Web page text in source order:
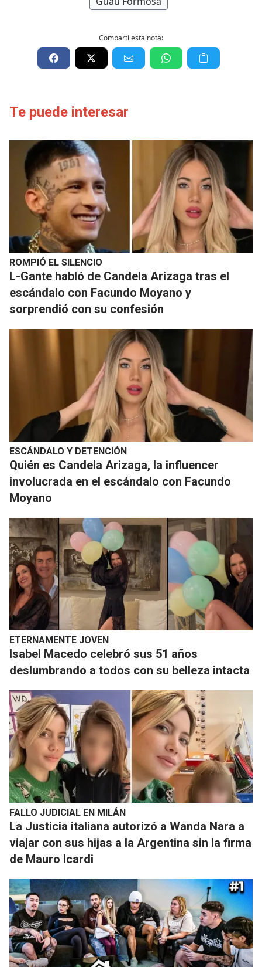
Compartí esta nota:
Te puede interesar
ROMPIÓ EL SILENCIO
L-Gante habló de Candela Arizaga tras el
escándalo con Facundo Moyano y
sorprendió con su confesión
ESCÁNDALO Y DETENCIÓN
Quién es Candela Arizaga, la influencer
involucrada en el escándalo con Facundo
Moyano
ETERNAMENTE JOVEN
​Isabel Macedo celebró sus 51 años
deslumbrando a todos con su belleza intacta
FALLO JUDICIAL EN MILÁN
La Justicia italiana autorizó a Wanda Nara a
viajar con sus hijas a la Argentina sin la firma
de Mauro Icardi